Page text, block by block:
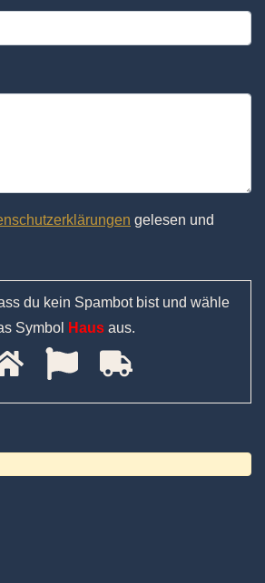
gelesen und
du kein Spambot bist und wähle
Symbol
Haus aus.